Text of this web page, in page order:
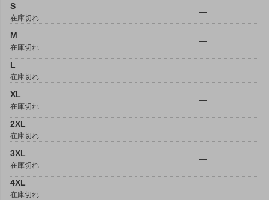
S
在庫切れ
—
M
在庫切れ
—
L
在庫切れ
—
XL
在庫切れ
—
2XL
在庫切れ
—
3XL
在庫切れ
—
4XL
在庫切れ
—